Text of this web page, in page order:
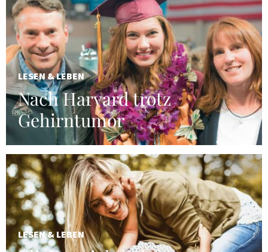
LESEN & LEBEN
Nach Harvard trotz
Gehirntumor
LESEN & LEBEN